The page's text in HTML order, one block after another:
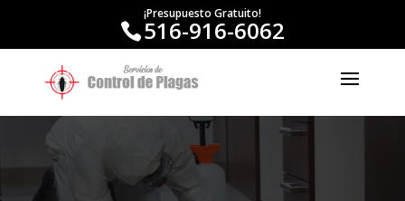
¡Presupuesto Gratuito!
516-916-6062